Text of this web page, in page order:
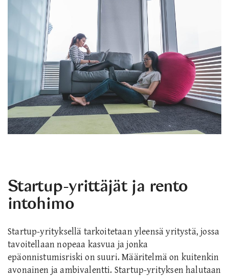
Startup-yrittäjät ja rento
intohimo
Startup-yrityksellä tarkoitetaan yleensä yritystä, jossa
tavoitellaan nopeaa kasvua ja jonka
epäonnistumisriski on suuri. Määritelmä on kuitenkin
avonainen ja ambivalentti. Startup-yrityksen halutaan